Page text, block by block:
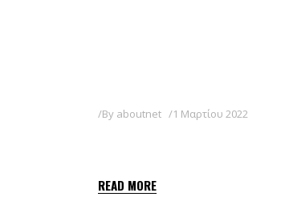
By aboutnet 1 Μαρτίου 2022
READ MORE